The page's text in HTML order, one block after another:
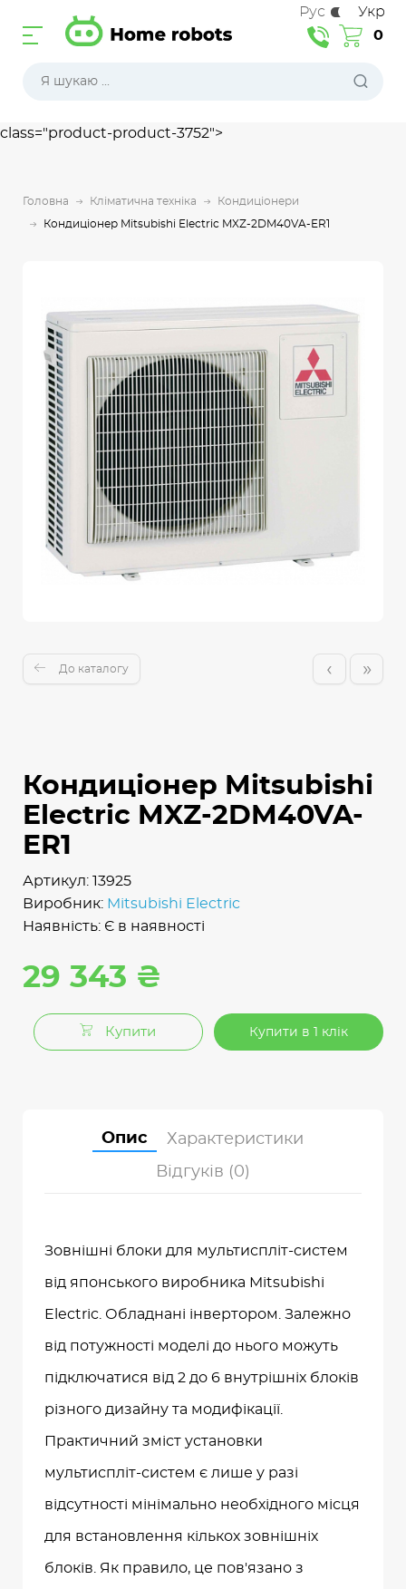
class="product-product-3752">
0
Рус Укр
Головна Кліматична техніка Кондиціонери
Кондиціонер Mitsubishi Electric MXZ-2DM40VA-ER1
До каталогу ‹ »
Кондиціонер Mitsubishi
Electric MXZ-2DM40VA-
ER1
Артикул: 13925
Виробник: Mitsubishi Electric
Наявність: Є в наявності
29 343 ₴
Купити Купити в 1 клік
Опис
Характеристики
Відгуків (0)
Зовнішні блоки для мультиспліт-систем
від японського виробника Mitsubishi
Electric. Обладнані інвертором. Залежно
від потужності моделі до нього можуть
підключатися від 2 до 6 внутрішніх блоків
різного дизайну та модифікації.
Практичний зміст установки
мультиспліт-систем є лише у разі
відсутності мінімально необхідного місця
для встановлення кількох зовнішніх
блоків. Як правило, це пов'язано з